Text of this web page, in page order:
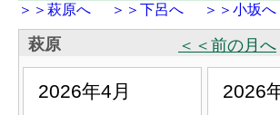
＞＞萩原へ ＞＞下呂へ ＞＞小坂へ
萩原 ＜＜前の月へ
2026年4月 2026